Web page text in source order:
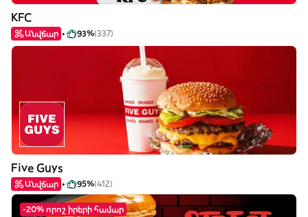
KFC
Անվճար 93%(337)
Five Guys
Անվճար 95%(412)
-20% որոշ իրերի համար